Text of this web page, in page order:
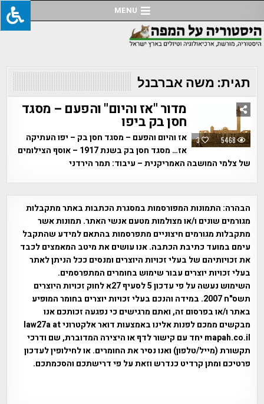
to
content
MENU
תגית: משה אברבנל
3 5468
מדור "אז והיום" והפעם – מסגד
חסן בק ביפו
אז והיום והפעם – מסגד חסן בק – יפו העתיקה
אז… מסגד חסן בק בשנת 1917 – אוסף הצילומים
של צלמי המושבה האמריקנית – עיבוד: תמר הירדני
הבהרה: התמונות המפורסמות במסגרת הכתבות באתר מתקבלות
מגורמים שונים ו/או מצולמות מטעם אנשי האתר. תמונות אשר
מתקבלות מגורמים חיצוניים מתפרסמות בהתאם למידע שהתקבל
עימם במועד כתיבת הכתבה. אנו עושים את מיטב המאמצים לכבד
את זכויותיהם של בעלי זכויות היוצרים ומנסים ככל הניתן לאתר
בעלי זכויות יוצרים עבור שימוש בחומרים המתפרסמים.
השימוש נעשה על פי עדכון 5 לסעיף 27א לחוק זכויות היוצרים
תשס"ח 2007. במידה והנכם בעלי זכויות יוצרים בחומר המופיע
באתר ו/או בפרסום זה, ואתם מרגישים כי נפגעה זכותכם אנו
מבקשים ממכם לפנות אלינו באמצעות דואר אלקטרוני law27a at
mapah.co.il יחד עם קישור לדף או היצירה המדוברת, שם ודרכי
תקשורת (מייל/טלפון) ואנו נסיר את החומרים. או לחילופין לעדכון
פרטיכם ומתן קרדיט כנדרש וזאת על פי דרישתכם והסכמתכם.